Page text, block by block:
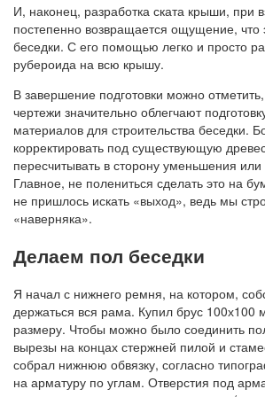
И, наконец, разработка ската крыши, при
постепенно возвращается ощущение, что
беседки. С его помощью легко и просто
рубероида на всю крышу.
В завершение подготовки можно
чертежи значительно облегчают
материалов для строительства беседки.
корректировать под существующую
пересчитывать в сторону уменьшения
Главное, не полениться сделать это на
не пришлось искать «выход», ведь мы
«наверняка».
Делаем пол беседки
Я начал с нижнего ремня, на котором,
держаться вся рама. Купил брус 100х100
размеру. Чтобы можно было соединить
вырезы на концах стержней пилой и
собрал нижнюю обвязку, согласно
на арматуру по углам. Отверстия под